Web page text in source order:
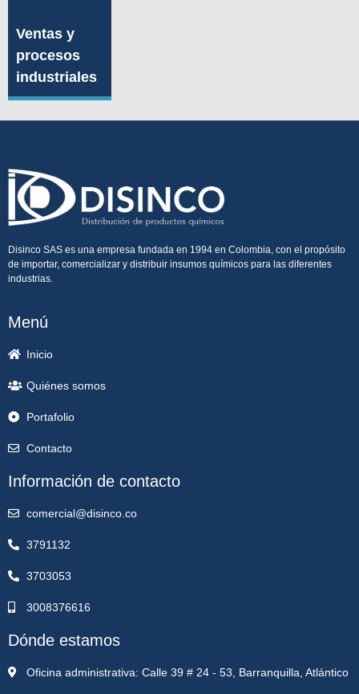
Ventas y
procesos
industriales
Disinco SAS es una empresa fundada en 1994 en Colombia, con el propósito
de importar, comercializar y distribuir insumos químicos para las diferentes
industrias.
Menú
Inicio
Quiénes somos
Portafolio
Contacto
Información de contacto
comercial@disinco.co
3791132
3703053
3008376616
Dónde estamos
Oficina administrativa: Calle 39 # 24 - 53, Barranquilla, Atlántico